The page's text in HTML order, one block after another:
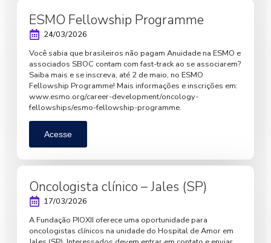
ESMO Fellowship Programme
24/03/2026
Você sabia que brasileiros não pagam Anuidade na ESMO e
associados SBOC contam com fast-track ao se associarem?
Saiba mais e se inscreva, até 2 de maio, no ESMO
Fellowship Programme! Mais informações e inscrições em:
www.esmo.org/career-development/oncology-
fellowships/esmo-fellowship-programme.
Acesse
Oncologista clínico – Jales (SP)
17/03/2026
A Fundação PIOXII oferece uma oportunidade para
oncologistas clínicos na unidade do Hospital de Amor em